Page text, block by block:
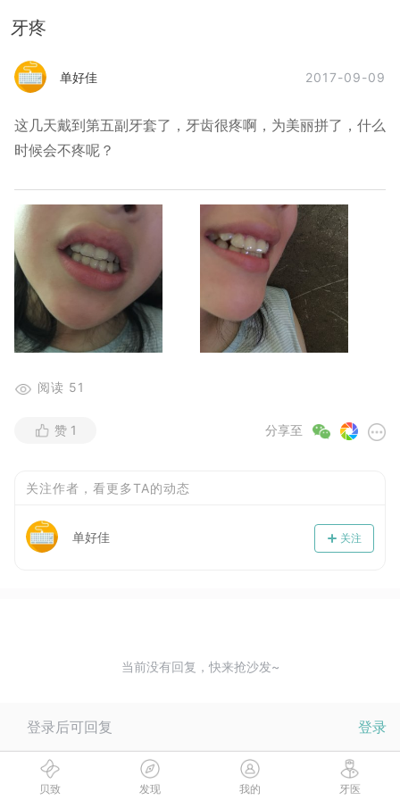
牙疼
单好佳 2017-09-09
这几天戴到第五副牙套了，牙齿很疼啊，为美丽拼了，什么
时候会不疼呢？
阅读 51
分享至
赞 1
关注作者，看更多TA的动态
关注
单好佳
当前没有回复，快来抢沙发~
登录后可回复 登录
贝致 发现 我的 牙医